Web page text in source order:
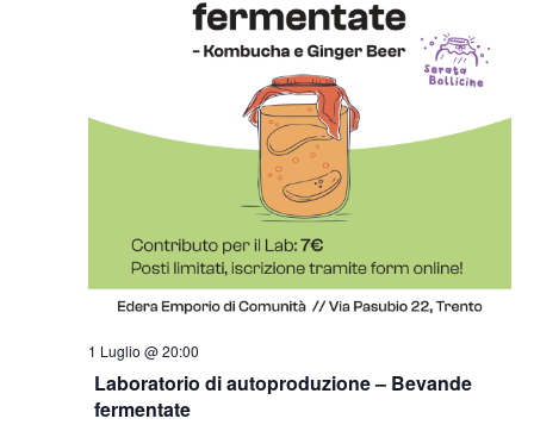
1 Luglio @ 20:00
Laboratorio di autoproduzione – Bevande
fermentate